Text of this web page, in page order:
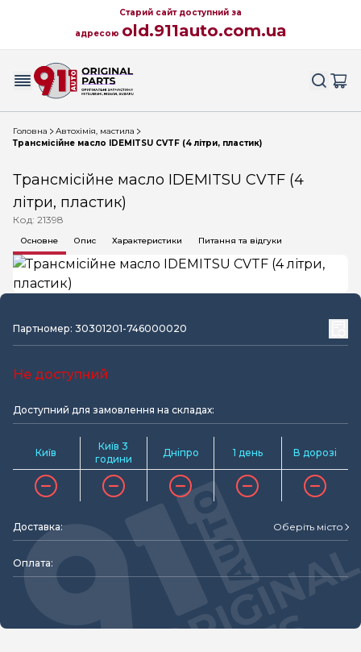
Старий сайт доступний за
адресою old.911auto.com.ua
Головна
Автохімія, мастила
Трансмісійне масло IDEMITSU CVTF (4 літри, пластик)
Трансмісійне масло IDEMITSU CVTF (4
літри, пластик)
Код: 21398
Основне Опис Характеристики Питання та відгуки
Партномер: 30301201-746000020
Не доступний
Доступний для замовлення на складах:
Київ
Київ 3
години
Дніпро 1 день В дорозі
Доставка: Оберіть місто
Оплата: